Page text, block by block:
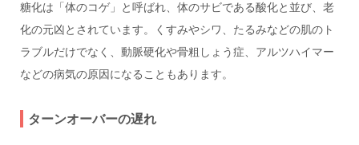
糖化は「体のコゲ」と呼ばれ、体のサビである酸化と並び、老
化の元凶とされています。くすみやシワ、たるみなどの肌のト
ラブルだけでなく、動脈硬化や骨粗しょう症、アルツハイマー
などの病気の原因になることもあります。
ターンオーバーの遅れ